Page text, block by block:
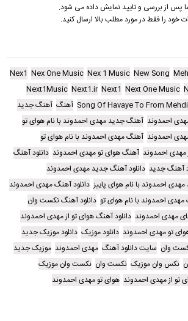
پس از بررسی و تایید نمایش داده می شود.
خود را فقط در مورد مطلب بالا ارسال کنید.
New Song
Nex 1 Music
Nex One Music
Nex1
Next One Music
Next1
Next1.ir
Next1Music
Song Of Havaye To From آهنگ آهنگ جدید
احمدوند آهنگ جدید مهدی احمدوند با نام هوای تو
احمدوند آهنگ مهدی احمدوند با نام هوای تو
مهدی احمدوند آهنگ هوای تو مهدی احمدوند دانلود آهنگ
آهنگ جدید دانلود آهنگ جدید مهدی احمدوند
احمدوند با نام هوای پاییز دانلود آهنگ مهدی احمدوند
مهدی احمدوند با نام هوای تو دانلود آهنگ نکست وان
مهدی احمدوند دانلود آهنگ هوای تو از مهدی احمدوند
تو مهدی احمدوند دانلود موزیک دانلود موزیک جدید
وان سایت دانلود آهنگ مهدی احمدوند موزیک جدید
نکس وان موزیک نکست وان نکست وان موزیک
تو از مهدی احمدوند هوای تو مهدی احمدوند